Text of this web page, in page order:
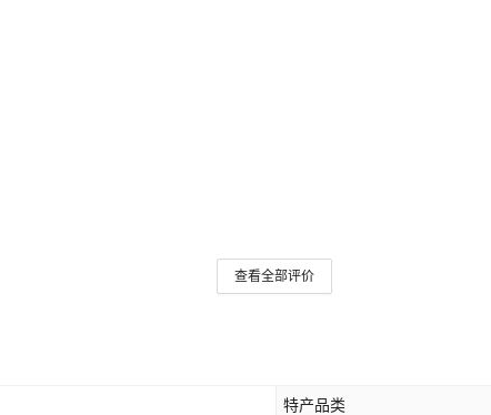
查看全部评价
特产品类